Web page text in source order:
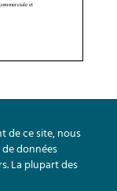
de ce site, nous
données
La plupart des